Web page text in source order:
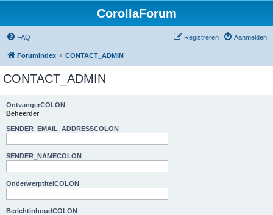
CorollaForum
FAQ Aanmelden
Registreren
Forumindex CONTACT_ADMIN
CONTACT_ADMIN
OntvangerCOLON
Beheerder
SENDER_EMAIL_ADDRESSCOLON
SENDER_NAMECOLON
OnderwerptitelCOLON
BerichtinhoudCOLON